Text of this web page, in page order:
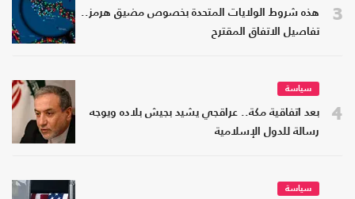
3
هذه شروط الولايات المتحدة بخصوص مضيق هرمز..
تفاصيل الاتفاق المقترح
4
سياسة
بعد اتفاقية مكة.. عراقجي يشيد بجيش بلاده ويوجه
رسالة للدول الإسلامية
سياسة